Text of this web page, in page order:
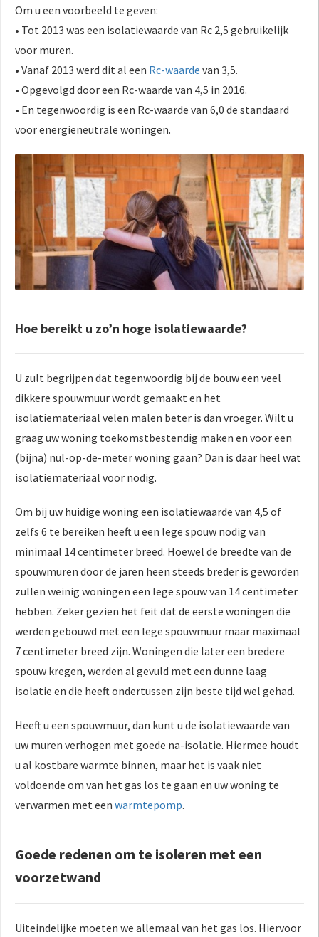
Om u een voorbeeld te geven:
• Tot 2013 was een isolatiewaarde van Rc 2,5 gebruikelijk
voor muren.
• Vanaf 2013 werd dit al een Rc-waarde van 3,5.
• Opgevolgd door een Rc-waarde van 4,5 in 2016.
• En tegenwoordig is een Rc-waarde van 6,0 de standaard
voor energieneutrale woningen.
Hoe bereikt u zo’n hoge isolatiewaarde?
U zult begrijpen dat tegenwoordig bij de bouw een veel
dikkere spouwmuur wordt gemaakt en het
isolatiemateriaal velen malen beter is dan vroeger. Wilt u
graag uw woning toekomstbestendig maken en voor een
(bijna) nul-op-de-meter woning gaan? Dan is daar heel wat
isolatiemateriaal voor nodig.
Om bij uw huidige woning een isolatiewaarde van 4,5 of
zelfs 6 te bereiken heeft u een lege spouw nodig van
minimaal 14 centimeter breed. Hoewel de breedte van de
spouwmuren door de jaren heen steeds breder is geworden
zullen weinig woningen een lege spouw van 14 centimeter
hebben. Zeker gezien het feit dat de eerste woningen die
werden gebouwd met een lege spouwmuur maar maximaal
7 centimeter breed zijn. Woningen die later een bredere
spouw kregen, werden al gevuld met een dunne laag
isolatie en die heeft ondertussen zijn beste tijd wel gehad.
Heeft u een spouwmuur, dan kunt u de isolatiewaarde van
uw muren verhogen met goede na-isolatie. Hiermee houdt
u al kostbare warmte binnen, maar het is vaak niet
voldoende om van het gas los te gaan en uw woning te
verwarmen met een warmtepomp.
Goede redenen om te isoleren met een
voorzetwand
Uiteindelijke moeten we allemaal van het gas los. Hiervoor